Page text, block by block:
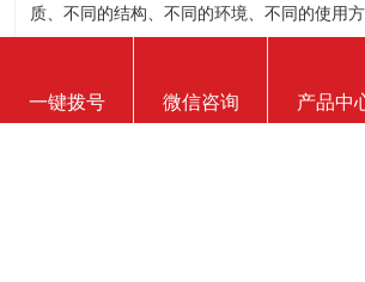
质、不同的结构、不同的环境、不同的使用方
会影响到服装展示柜的使用寿命！下面为你详细
柜、专店，一
如何判断服装展示柜质量的好坏？
一键拨号 微信咨询 产品中